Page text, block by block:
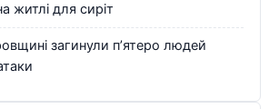
житлі для сиріт
загинули п’ятеро людей